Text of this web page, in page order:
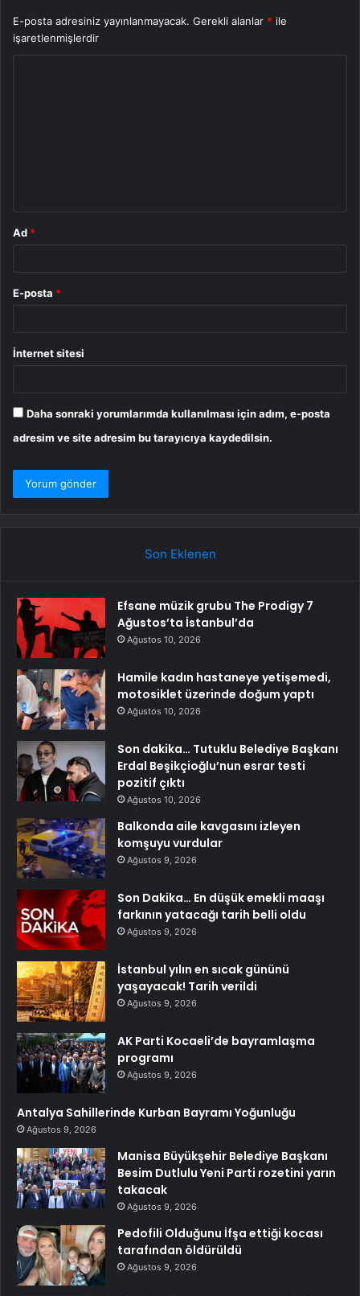
E-posta adresiniz yayınlanmayacak. Gerekli alanlar * ile
işaretlenmişlerdir
Ad *
E-posta *
İnternet sitesi
Daha sonraki yorumlarımda kullanılması için adım, e-posta
adresim ve site adresim bu tarayıcıya kaydedilsin.
Son Eklenen
Efsane müzik grubu The Prodigy 7
Ağustos’ta İstanbul’da
Ağustos 10, 2026
Hamile kadın hastaneye yetişemedi,
motosiklet üzerinde doğum yaptı
Ağustos 10, 2026
Son dakika… Tutuklu Belediye Başkanı
Erdal Beşikçioğlu’nun esrar testi
pozitif çıktı
Ağustos 10, 2026
Balkonda aile kavgasını izleyen
komşuyu vurdular
Ağustos 9, 2026
Son Dakika… En düşük emekli maaşı
farkının yatacağı tarih belli oldu
Ağustos 9, 2026
İstanbul yılın en sıcak gününü
yaşayacak! Tarih verildi
Ağustos 9, 2026
AK Parti Kocaeli’de bayramlaşma
programı
Ağustos 9, 2026
Antalya Sahillerinde Kurban Bayramı Yoğunluğu
Ağustos 9, 2026
Manisa Büyükşehir Belediye Başkanı
Besim Dutlulu Yeni Parti rozetini yarın
takacak
Ağustos 9, 2026
Pedofili Olduğunu İfşa ettiği kocası
tarafından öldürüldü
Ağustos 9, 2026